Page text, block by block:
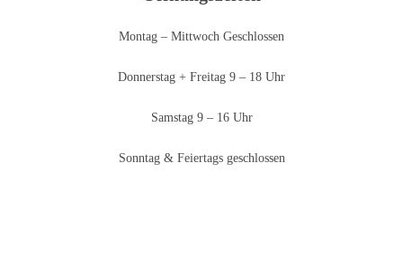
Montag – Mittwoch Geschlossen
Donnerstag + Freitag 9 – 18 Uhr
Samstag 9 – 16 Uhr
Sonntag & Feiertags geschlossen